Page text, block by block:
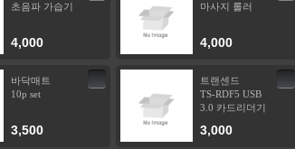
초음파 가습기
4,000
마사지 롤러
4,000
바닥매트
10p set
3,500
트랜센드
TS-RDF5 USB
3.0 카드리더기
3,000